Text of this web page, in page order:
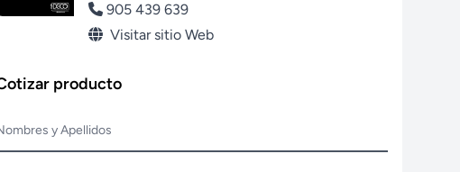
905 439 639
Visitar sitio Web
producto
y Apellidos